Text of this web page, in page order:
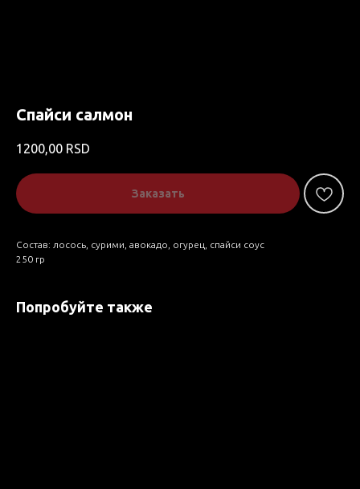
Спайси салмон
1200,00 RSD
Заказать
Состав: лосось, сурими, авокадо, огурец, спайси соус
250 гр
Попробуйте также